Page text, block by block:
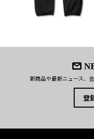
新商品や最新ニュース、
登